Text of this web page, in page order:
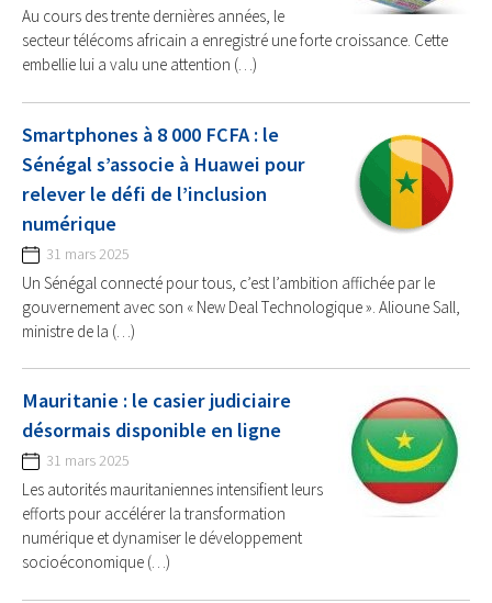
Au cours des trente dernières années, le
secteur télécoms africain a enregistré une forte croissance. Cette
embellie lui a valu une attention (…)
Smartphones à 8 000 FCFA : le
Sénégal s’associe à Huawei pour
relever le défi de l’inclusion
numérique
31 mars 2025
Un Sénégal connecté pour tous, c’est l’ambition affichée par le
gouvernement avec son « New Deal Technologique ». Alioune Sall,
ministre de la (…)
Mauritanie : le casier judiciaire
désormais disponible en ligne
31 mars 2025
Les autorités mauritaniennes intensifient leurs
efforts pour accélérer la transformation
numérique et dynamiser le développement
socioéconomique (…)